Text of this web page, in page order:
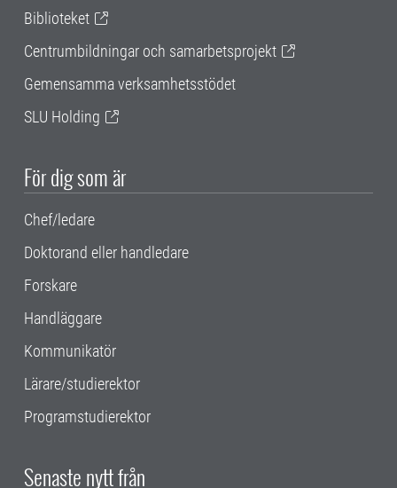
Biblioteket
Centrumbildningar och samarbetsprojekt
Gemensamma verksamhetsstödet
SLU Holding
För dig som är
Chef/ledare
Doktorand eller handledare
Forskare
Handläggare
Kommunikatör
Lärare/studierektor
Programstudierektor
Senaste nytt från